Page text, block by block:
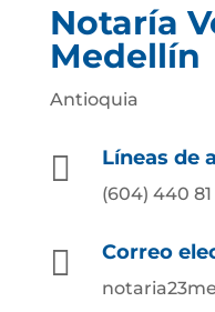
Notaría
Medellín
Antioquia
 Líneas de
(604) 440 81
 Correo